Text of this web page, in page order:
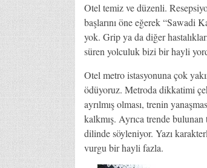
Otel temiz ve düzenli.
başlarını öne eğerek “Sawadi
yok. Grip ya da diğer
süren yolculuk bizi bir hayli
Otel metro istasyonuna çok
ödüyoruz. Metroda dikkatimi
ayrılmış olması, trenin
kalkmış. Ayrıca trende
dilinde söyleniyor. Yazı
vurgu bir hayli fazla.